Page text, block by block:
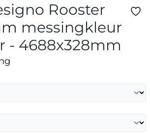
Rooster
messingkleur
- 4688x328mm